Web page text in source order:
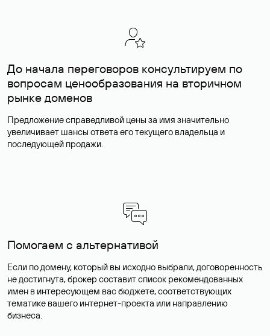
До начала переговоров консультируем по
вопросам ценообразования на вторичном
рынке доменов
Предложение справедливой цены за имя значительно
увеличивает шансы ответа его текущего владельца и
последующей продажи.
Помогаем с альтернативой
Если по домену, который вы исходно выбрали, договоренность
не достигнута, брокер составит список рекомендованных
имен в интересующем вас бюджете, соответствующих
тематике вашего интернет-проекта или направлению
бизнеса.